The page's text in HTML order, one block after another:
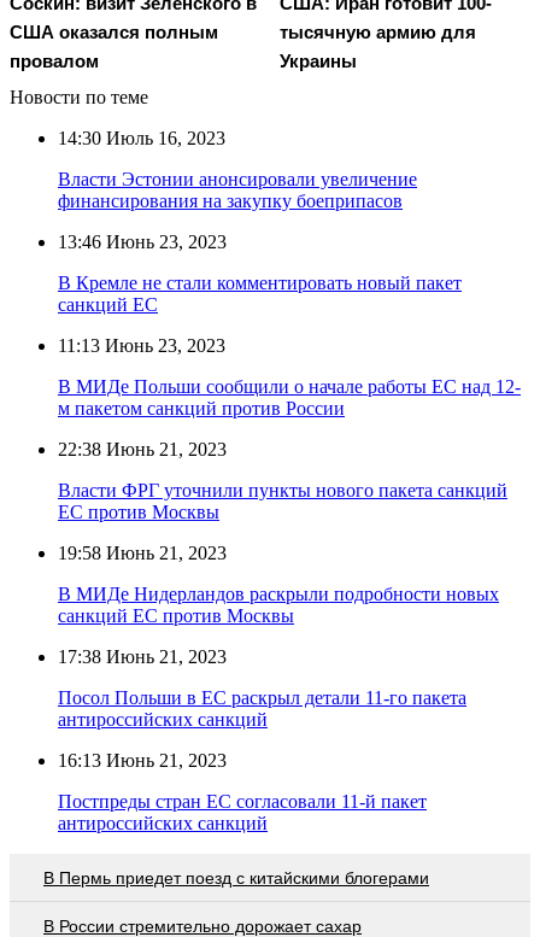
США оказался полным
провалом
тысячную армию для
Украины
Новости по теме
14:30 Июль 16, 2023
Власти Эстонии анонсировали увеличение
финансирования на закупку боеприпасов
13:46 Июнь 23, 2023
В Кремле не стали комментировать новый пакет
санкций ЕС
11:13 Июнь 23, 2023
В МИДе Польши сообщили о начале работы ЕС над 12-
м пакетом санкций против России
22:38 Июнь 21, 2023
Власти ФРГ уточнили пункты нового пакета санкций
ЕС против Москвы
19:58 Июнь 21, 2023
В МИДе Нидерландов раскрыли подробности новых
санкций ЕС против Москвы
17:38 Июнь 21, 2023
Посол Польши в ЕС раскрыл детали 11-го пакета
антироссийских санкций
16:13 Июнь 21, 2023
Постпреды стран ЕС согласовали 11-й пакет
антироссийских санкций
В Пермь приедет поезд с китайскими блогерами
В России стремительно дорожает сахар